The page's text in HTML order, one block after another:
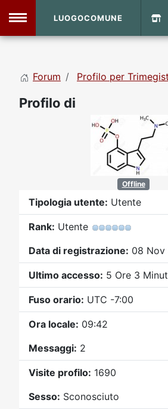
Vecchio Sito
Forum
LUOGOCOMUNE
Forum Profilo per
Profilo di
Offline
Tipologia utente: Utente
Rank: Utente
Data di registrazione: 08 Nov
Ultimo accesso: 5 Ore 3
Fuso orario: UTC -7:00
Ora locale: 09:42
Messaggi: 2
Visite profilo: 1690
Sesso: Sconosciuto